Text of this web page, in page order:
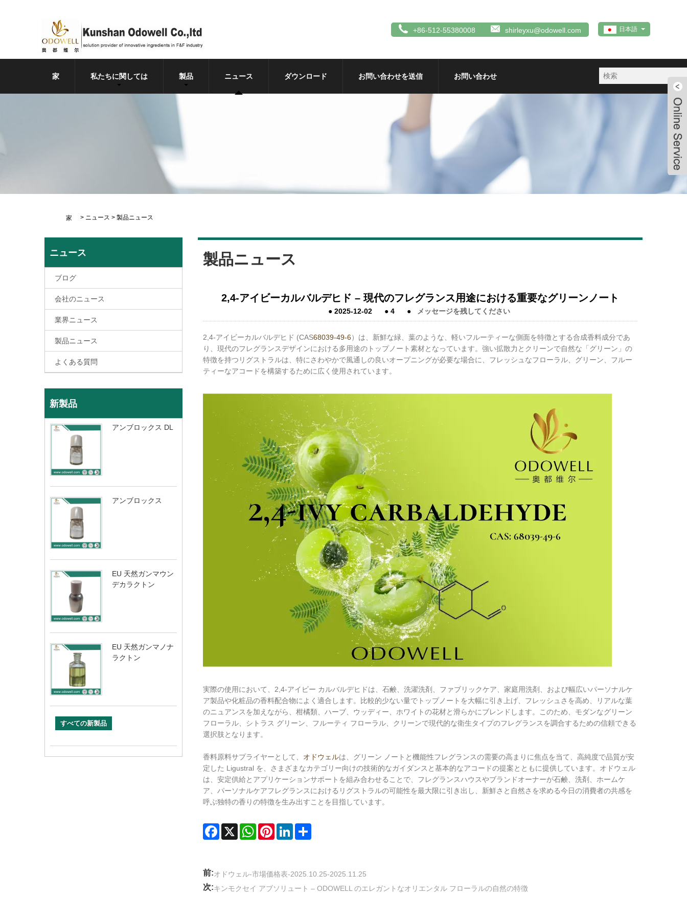
日本語
+86-512-55380008 shirleyxu@odowell.com
家 私たちに関しては 製品 ニュース ダウンロード お問い合わせを送信 お問い合わせ
家 > ニュース > 製品ニュース
ニュース
ブログ
会社のニュース
業界ニュース
製品ニュース
よくある質問
新製品
アンブロックス DL
アンブロックス
EU 天然ガンマウン
デカラクトン
EU 天然ガンマノナ
ラクトン
すべての新製品
製品ニュース
2,4-アイビーカルバルデヒド – 現代のフレグランス用途における重要なグリーンノート
● 2025-12-02 ● 4 ● メッセージを残してください
2,4-アイビーカルバルデヒド (CAS68039-49-6）は、新鮮な緑、葉のような、軽いフルーティーな側面を特徴とする合成香料成分であ
り、現代のフレグランスデザインにおける多用途のトップノート素材となっています。強い拡散力とクリーンで自然な「グリーン」の
特徴を持つリグストラルは、特にさわやかで風通しの良いオープニングが必要な場合に、フレッシュなフローラル、グリーン、フルー
ティーなアコードを構築するために広く使用されています。
実際の使用において、2,4-アイビー カルバルデヒドは、石鹸、洗濯洗剤、ファブリックケア、家庭用洗剤、および幅広いパーソナルケ
ア製品や化粧品の香料配合物によく適合します。比較的少ない量でトップノートを大幅に引き上げ、フレッシュさを高め、リアルな葉
のニュアンスを加えながら、柑橘類、ハーブ、ウッディー、ホワイトの花材と滑らかにブレンドします。このため、モダンなグリーン
フローラル、シトラス グリーン、フルーティ フローラル、クリーンで現代的な衛生タイプのフレグランスを調合するための信頼できる
選択肢となります。
香料原料サプライヤーとして、 オドウェルは、グリーン ノートと機能性フレグランスの需要の高まりに焦点を当て、高純度で品質が安
定した Ligustral を、さまざまなカテゴリー向けの技術的なガイダンスと基本的なアコードの提案とともに提供しています。オドウェル
は、安定供給とアプリケーションサポートを組み合わせることで、フレグランスハウスやブランドオーナーが石鹸、洗剤、ホームケ
ア、パーソナルケアフレグランスにおけるリグストラルの可能性を最大限に引き出し、新鮮さと自然さを求める今日の消費者の共感を
呼ぶ独特の香りの特徴を生み出すことを目指しています。
Facebook
X WhatsAppPinterestLinkedIn
前:オドウェル-市場価格表-2025.10.25-2025.11.25
次:キンモクセイ アブソリュート – ODOWELL のエレガントなオリエンタル フローラルの自然の特徴